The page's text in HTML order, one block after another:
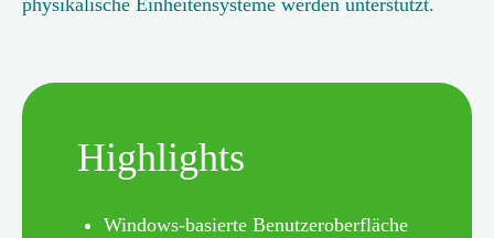
physikalische Einheitensysteme werden unterstützt.
Highlights
Windows-basierte Benutzeroberfläche